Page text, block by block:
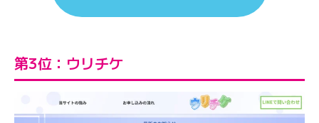
第3位：ウリチケ